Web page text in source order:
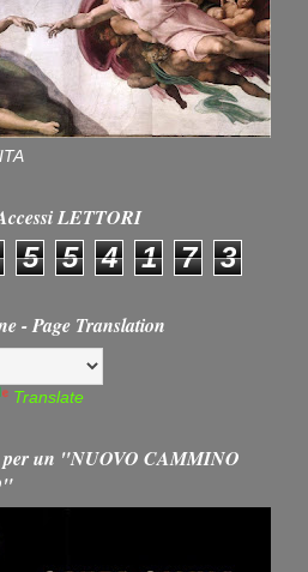
LETTORI
5 5 4 1 7 3
- Page Translation
Translate
per un "NUOVO CAMMINO